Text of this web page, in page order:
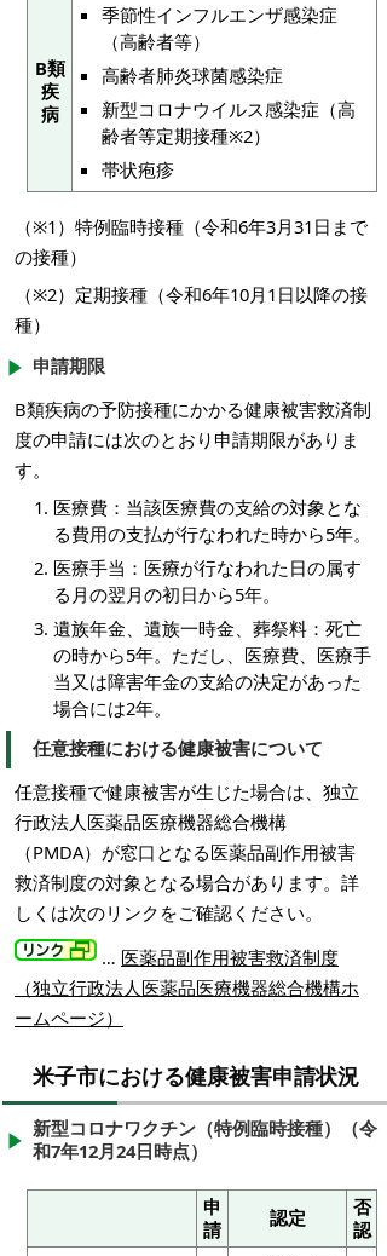
B類
疾
病
季節性インフルエンザ感染症
（高齢者等）
高齢者肺炎球菌感染症
新型コロナウイルス感染症（高
齢者等定期接種※2）
帯状疱疹
（※1）特例臨時接種（令和6年3月31日まで
の接種）
（※2）定期接種（令和6年10月1日以降の接
種）
申請期限
B類疾病の予防接種にかかる健康被害救済制
度の申請には次のとおり申請期限がありま
す。
医療費：当該医療費の支給の対象とな
る費用の支払が行なわれた時から5年。
医療手当：医療が行なわれた日の属す
る月の翌月の初日から5年。
遺族年金、遺族一時金、葬祭料：死亡
の時から5年。ただし、医療費、医療手
当又は障害年金の支給の決定があった
場合には2年。
任意接種における健康被害について
任意接種で健康被害が生じた場合は、独立
行政法人医薬品医療機器総合機構
（PMDA）が窓口となる医薬品副作用被害
救済制度の対象となる場合があります。詳
しくは次のリンクをご確認ください。
… 医薬品副作用被害救済制度
（独立行政法人医薬品医療機器総合機構ホ
ームページ）
米子市における健康被害申請状況
新型コロナワクチン（特例臨時接種）（令
和7年12月24日時点）
申
請
認定
否
認